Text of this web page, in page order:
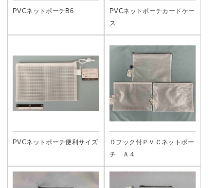
PVCネットポーチB6
PVCネットポーチカードケー
ス
PVCネットポーチ便利サイズ
Ｄフック付ＰＶＣネットポー
チ Ａ４